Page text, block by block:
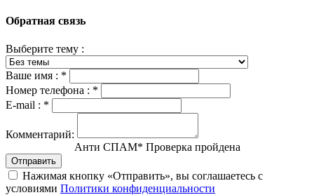
Обратная связь
Выберите тему :
Ваше имя : *
Номер телефона : *
E-mail : *
Комментарий:
Анти СПАМ* Проверка пройдена
Отправить
Нажимая кнопку «Отправить», вы соглашаетесь с
условиями Политики конфиденциальности